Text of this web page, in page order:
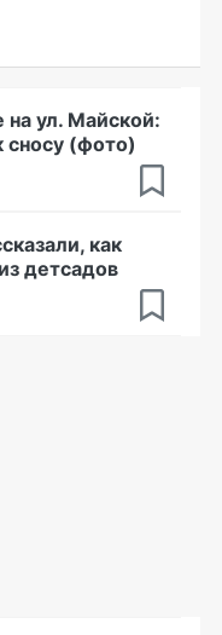
на ул. Майской:
сносу (фото)
как
детсадов